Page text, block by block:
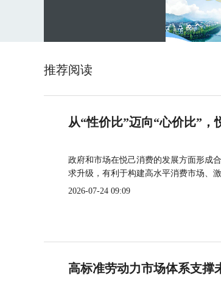
推荐阅读
从“性价比”迈向“心价比”，
政府和市场在悦己消费的发展方面形成
求升级，有利于构建高水平消费市场、
2026-07-24 09:09
高标准劳动力市场体系支撑